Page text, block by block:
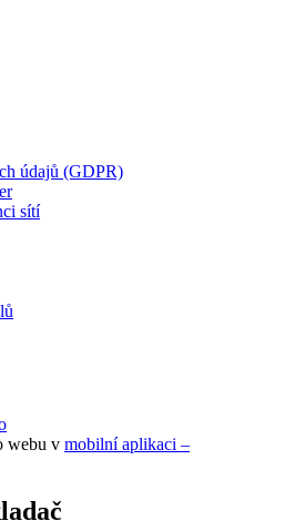
údajů (GDPR)
sítí
webu v mobilní aplikaci –